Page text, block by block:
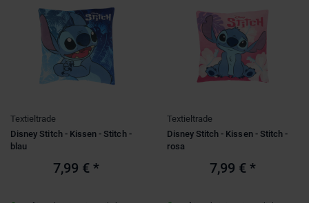
Textieltrade
Disney Stitch - Kissen - Stitch -
blau
7,99 € *
Textieltrade
Disney Stitch - Kissen - Stitch -
rosa
7,99 € *